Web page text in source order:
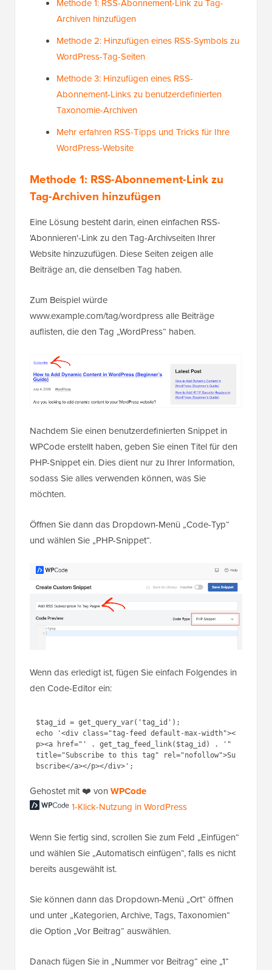
Methode 1: RSS-Abonnement-Link zu Tag-
Archiven hinzufügen
Methode 2: Hinzufügen eines RSS-Symbols zu
WordPress-Tag-Seiten
Methode 3: Hinzufügen eines RSS-
Abonnement-Links zu benutzerdefinierten
Taxonomie-Archiven
Mehr erfahren RSS-Tipps und Tricks für Ihre
WordPress-Website
Methode 1: RSS-Abonnement-Link zu
Tag-Archiven hinzufügen
Eine Lösung besteht darin, einen einfachen RSS-
'Abonnieren'-Link zu den Tag-Archivseiten Ihrer
Website hinzuzufügen. Diese Seiten zeigen alle
Beiträge an, die denselben Tag haben.
Zum Beispiel würde
www.example.com/tag/wordpress alle Beiträge
auflisten, die den Tag „WordPress“ haben.
Nachdem Sie einen benutzerdefinierten Snippet in
WPCode erstellt haben, geben Sie einen Titel für den
PHP-Snippet ein. Dies dient nur zu Ihrer Information,
sodass Sie alles verwenden können, was Sie
möchten.
Öffnen Sie dann das Dropdown-Menü „Code-Typ“
und wählen Sie „PHP-Snippet“.
Wenn das erledigt ist, fügen Sie einfach Folgendes in
den Code-Editor ein:
$tag_id = get_query_var('tag_id');
echo '<div class="tag-feed default-max-width"><
p><a href="' . get_tag_feed_link($tag_id) . '"
title="Subscribe to this tag" rel="nofollow">Su
Gehostet mit ❤️ von WPCode
1-Klick-Nutzung in WordPress
Wenn Sie fertig sind, scrollen Sie zum Feld „Einfügen“
und wählen Sie „Automatisch einfügen“, falls es nicht
bereits ausgewählt ist.
Sie können dann das Dropdown-Menü „Ort“ öffnen
und unter „Kategorien, Archive, Tags, Taxonomien“
die Option „Vor Beitrag“ auswählen.
Danach fügen Sie in „Nummer vor Beitrag“ eine „1“